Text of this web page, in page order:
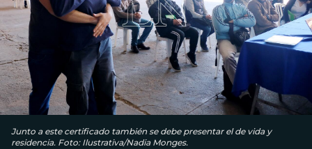
Junto a este certificado también se debe presentar el de vida y
residencia. Foto: Ilustrativa/Nadia Monges.